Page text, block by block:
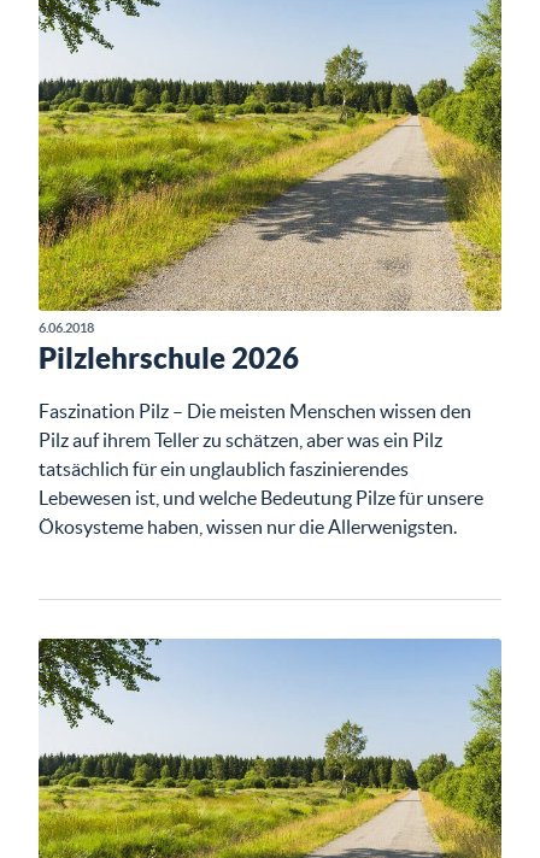
6.06.2018
Pilzlehrschule 2026
Faszination Pilz – Die meisten Menschen wissen den
Pilz auf ihrem Teller zu schätzen, aber was ein Pilz
tatsächlich für ein unglaublich faszinierendes
Lebewesen ist, und welche Bedeutung Pilze für unsere
Ökosysteme haben, wissen nur die Allerwenigsten.